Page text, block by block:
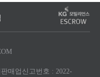
매업신고번호 : 2022-